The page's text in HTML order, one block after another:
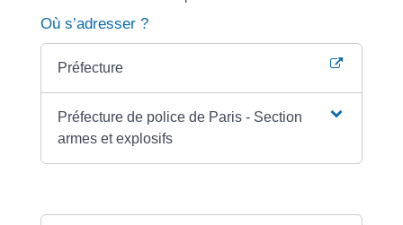
Où s’adresser ?
Préfecture
Préfecture de police de Paris - Section
armes et explosifs